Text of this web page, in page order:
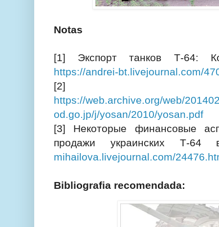
Notas
[1] Экспорт танков Т-64:
https://andrei-bt.livejournal.com/
[2]
https://web.archive.org/web/
od.go.jp/j/yosan/2010/yosan.pdf
[3] Некоторые финансовые
продажи украинских Т-
mihailova.livejournal.com/
Bibliografia recomendada: